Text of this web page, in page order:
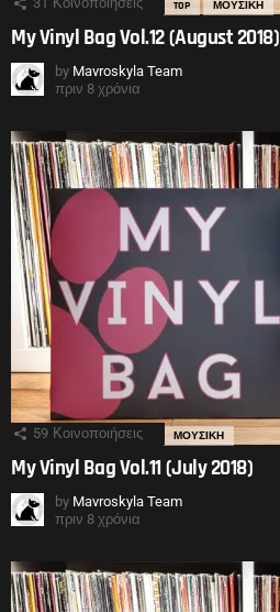
TOP ΜΟΥΣΙΚΗ
My Vinyl Bag Vol.12 (August 2018)
by Mavroskyla Team
πριν 8 χρόνια
59 Κοινοποιήσεις ΜΟΥΣΙΚΗ
My Vinyl Bag Vol.11 (July 2018)
by Mavroskyla Team
πριν 8 χρόνια